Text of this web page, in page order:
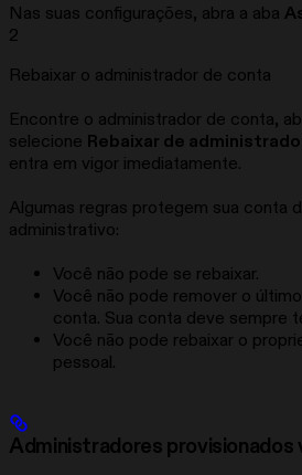
Nas suas configurações, abra a aba
2
Rebaixar o administrador de conta
Encontre o administrador de conta,
selecione Rebaixar de
entra em vigor imediatamente.
Algumas regras protegem sua conta
administrativo:
Você não pode se rebaixar.
Você não pode remover o
conta. Sua conta deve sempre
Você não pode rebaixar o
pessoal.
Administradores provisionados